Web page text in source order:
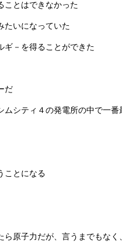
ことはできなかった
たいになっていた
ギ－を得ることができた
だ
シティ４の発電所の中で一
ことになる
原子力だが、言うまでもな